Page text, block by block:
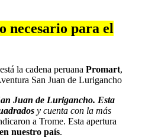
necesario para el
la cadena peruana Promart,
San Juan de Lurigancho
Juan de Lurigancho. Esta
y cuenta con la más
a Trome. Esta apertura
nuestro país.